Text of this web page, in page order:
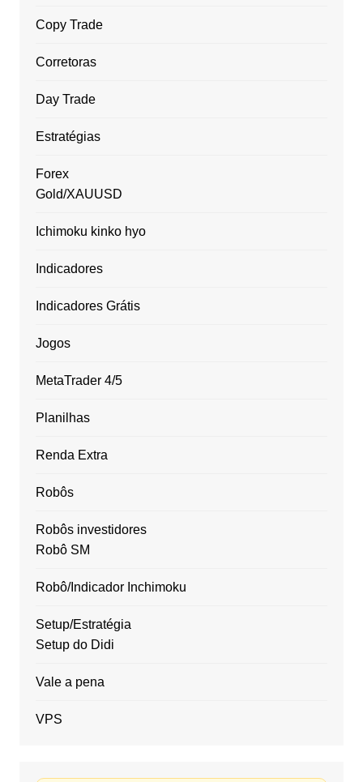
Copy Trade
Corretoras
Day Trade
Estratégias
Forex
Gold/XAUUSD
Ichimoku kinko hyo
Indicadores
Indicadores Grátis
Jogos
MetaTrader 4/5
Planilhas
Renda Extra
Robôs
Robôs investidores
Robô SM
Robô/Indicador Inchimoku
Setup/Estratégia
Setup do Didi
Vale a pena
VPS